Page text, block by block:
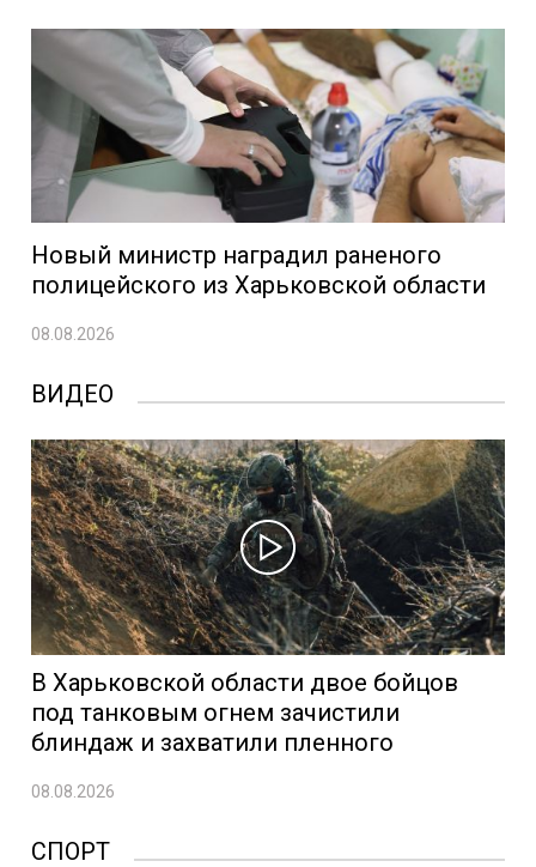
Новый министр наградил раненого
полицейского из Харьковской области
08.08.2026
ВИДЕО
В Харьковской области двое бойцов
под танковым огнем зачистили
блиндаж и захватили пленного
08.08.2026
СПОРТ